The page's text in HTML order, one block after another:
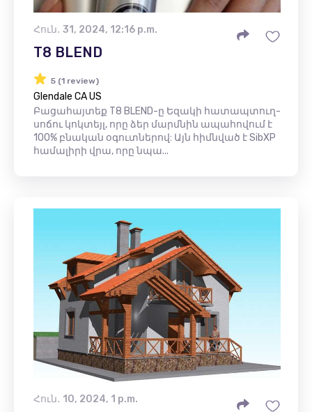
Հուն․ 31, 2024, 12:16 p.m.
T8 BLEND
5 (1 review)
Glendale CA US
Բացահայտեք T8 BLEND-ը Եզակի հատապտուղ-
սոճու կոկտեյլ, որը ձեր մարմնին ապահովում է
100% բնական օգուտներով: Այն հիմնված է SibXP
համալիրի վրա, որը նպա...
Հուն․ 10, 2024, 1 p.m.